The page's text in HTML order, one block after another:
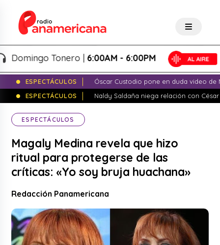
Tonero |6:00AM - 6:00PM
ESPECTÁCULOS
Óscar Custodio pone en duda video de
ESPECTÁCULOS
Naldy Saldaña niega relación con
ESPECTÁCULOS
Magaly Medina revela que hizo
ritual para protegerse de las
críticas: «Yo soy bruja huachana»
Redacción Panamericana